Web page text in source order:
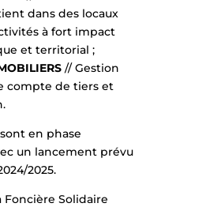
dans des locaux
à fort impact
et territorial ;
// Gestion
compte de tiers et
en phase
un lancement prévu
2025.
Foncière Solidaire